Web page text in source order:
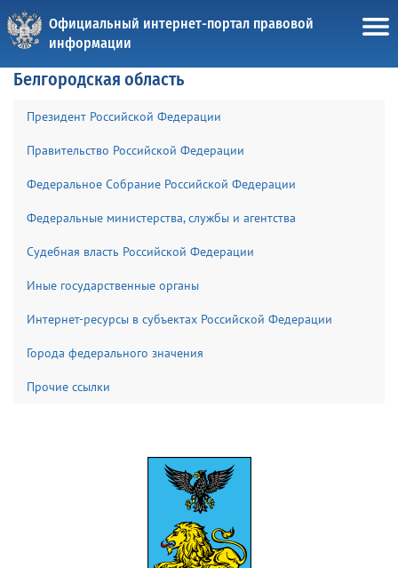
Официальный интернет-портал правовой
информации
Белгородская область
Президент Российской Федерации
Правительство Российской Федерации
Федеральное Собрание Российской Федерации
Федеральные министерства, службы и агентства
Судебная власть Российской Федерации
Иные государственные органы
Интернет-ресурсы в субъектах Российской Федерации
Города федерального значения
Прочие ссылки